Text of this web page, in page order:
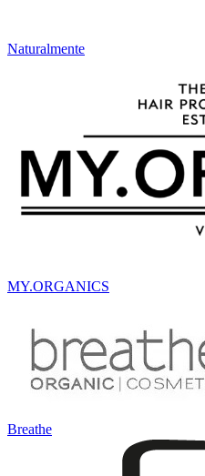
Naturalmente
MY.ORGANICS
Breathe